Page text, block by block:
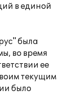
в единой
была
во время
ее
текущим
было